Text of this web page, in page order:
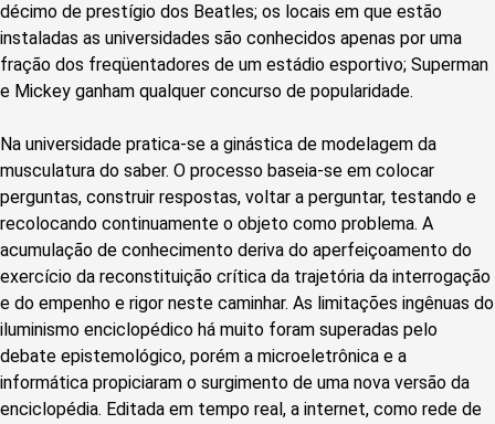
décimo de prestígio dos Beatles; os locais em que estão
instaladas as universidades são conhecidos apenas por uma
fração dos freqüentadores de um estádio esportivo; Superman
e Mickey ganham qualquer concurso de popularidade.
Na universidade pratica-se a ginástica de modelagem da
musculatura do saber. O processo baseia-se em colocar
perguntas, construir respostas, voltar a perguntar, testando e
recolocando continuamente o objeto como problema. A
acumulação de conhecimento deriva do aperfeiçoamento do
exercício da reconstituição crítica da trajetória da interrogação
e do empenho e rigor neste caminhar. As limitações ingênuas do
iluminismo enciclopédico há muito foram superadas pelo
debate epistemológico, porém a microeletrônica e a
informática propiciaram o surgimento de uma nova versão da
enciclopédia. Editada em tempo real, a internet, como rede de